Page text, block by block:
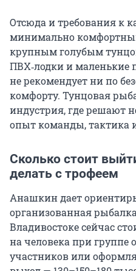
Отсюда и требования к
минимально
крупным голубым
ПВХ‑лодки и маленькие
не рекомендует ни по
комфорту. Тунцовая
индустрия, где решают
опыт команды, тактика
Сколько стоит
делать с трофеем
Анашкин дает
организованная
Владивостоке сейчас
на человека при группе
участников или